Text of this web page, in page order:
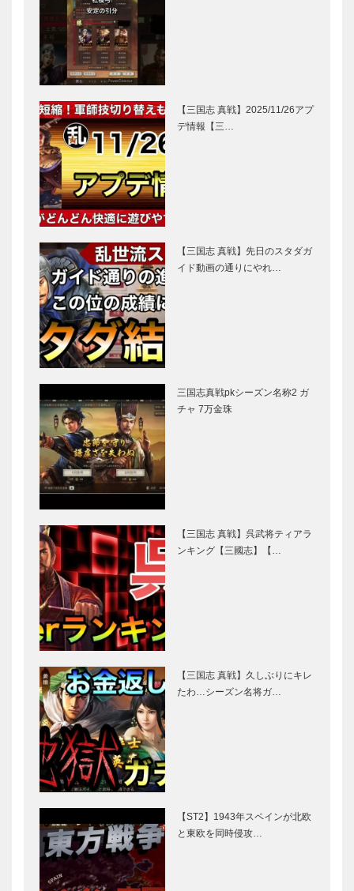
【三国志 真戦】2025/11/26アプ
デ情報【三…
【三国志 真戦】先日のスタダガ
イド動画の通りにやれ…
三国志真戦pkシーズン名称2 ガ
チャ 7万金珠
【三国志 真戦】呉武将ティアラ
ンキング【三國志】【…
【三国志 真戦】久しぶりにキレ
たわ…シーズン名将ガ…
【ST2】1943年スペインが北欧
と東欧を同時侵攻…